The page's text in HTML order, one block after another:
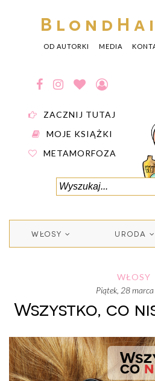
OD AUTORKI MEDIA
ZACZNIJ TUTAJ
MOJE KSIĄŻKI
METAMORFOZA
WŁOSY URODA
WŁOSY
piątek, 28
Wszystko, co